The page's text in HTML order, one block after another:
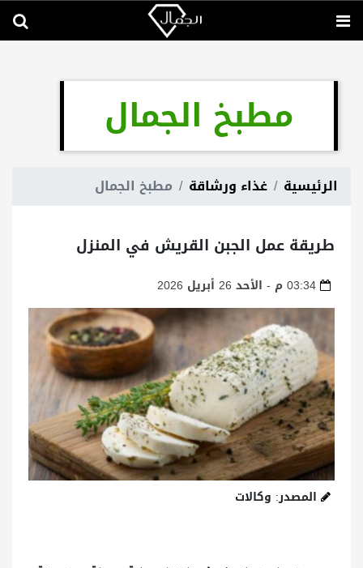
مطبخ الجمال
الرئيسية غذاء ورشاقة مطبخ الجمال
طريقة عمل الجبن القريش في المنزل
المصدر: وكالات